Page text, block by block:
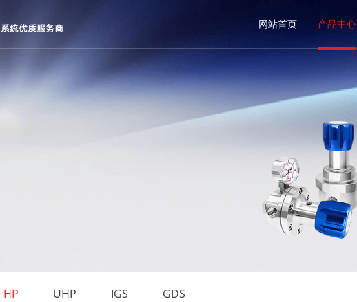
网站首页 产品中心
HP UHP IGS GDS